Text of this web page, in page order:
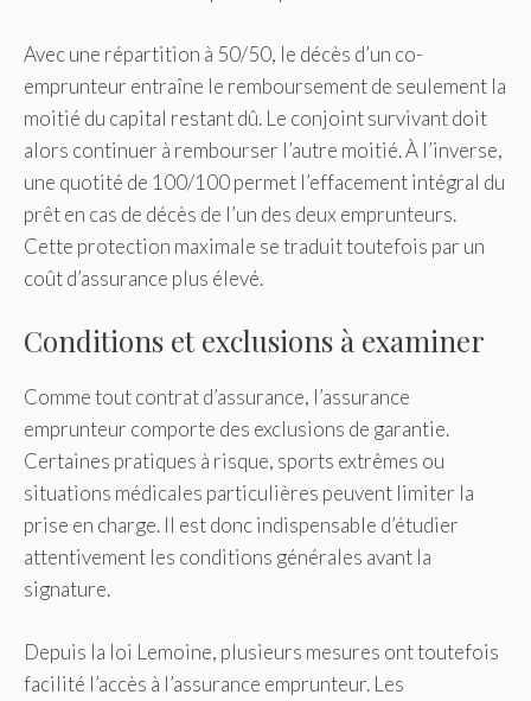
Avec une répartition à 50/50, le décès d’un co-
emprunteur entraîne le remboursement de seulement la
moitié du capital restant dû. Le conjoint survivant doit
alors continuer à rembourser l’autre moitié. À l’inverse,
une quotité de 100/100 permet l’effacement intégral du
prêt en cas de décès de l’un des deux emprunteurs.
Cette protection maximale se traduit toutefois par un
coût d’assurance plus élevé.
Conditions et exclusions à examiner
Comme tout contrat d’assurance, l’assurance
emprunteur comporte des exclusions de garantie.
Certaines pratiques à risque, sports extrêmes ou
situations médicales particulières peuvent limiter la
prise en charge. Il est donc indispensable d’étudier
attentivement les conditions générales avant la
signature.
Depuis la loi Lemoine, plusieurs mesures ont toutefois
facilité l’accès à l’assurance emprunteur. Les